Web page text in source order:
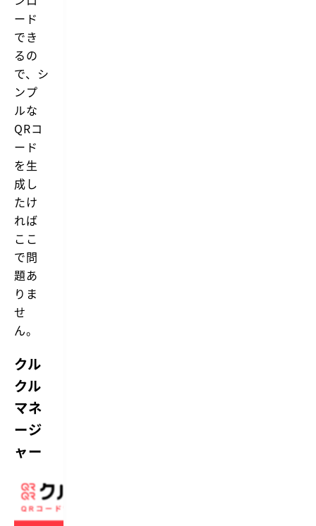
ード
でき
るの
で、シ
ンプ
ルな
QRコ
ード
を生
成し
たけ
れば
ここ
で問
題あ
りま
せ
ん。
クル
クル
マネ
ージ
ャー